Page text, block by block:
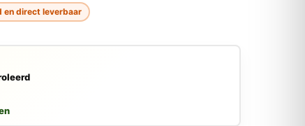
en direct leverbaar